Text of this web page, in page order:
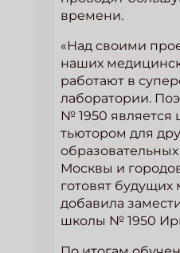
времени.
«Над своими
наших
работают в
лаборатории.
№ 1950 является
тьютором для
Москвы и
готовят будущих
добавила
школы № 1950